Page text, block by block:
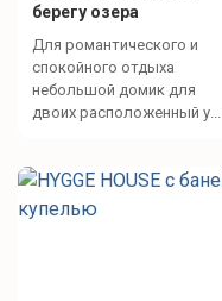
берегу озера
Для романтического и
спокойного отдыха
небольшой домик для
двоих расположенный у...